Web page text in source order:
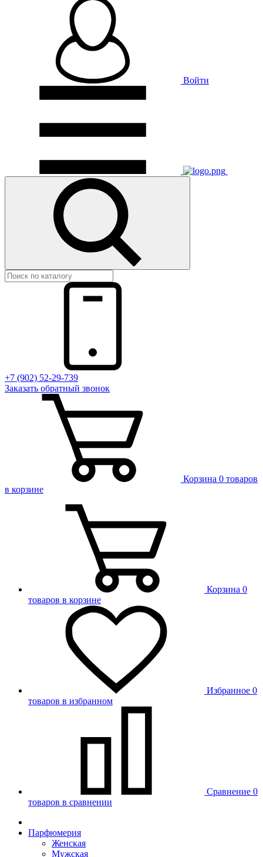
Войти
+7 (902) 52-29-739
Заказать обратный звонок
Корзина 0 товаров
в корзине
Корзина 0
товаров в корзине
Избранное 0
товаров в избранном
Сравнение 0
товаров в сравнении
Парфюмерия
Женская
Мужская